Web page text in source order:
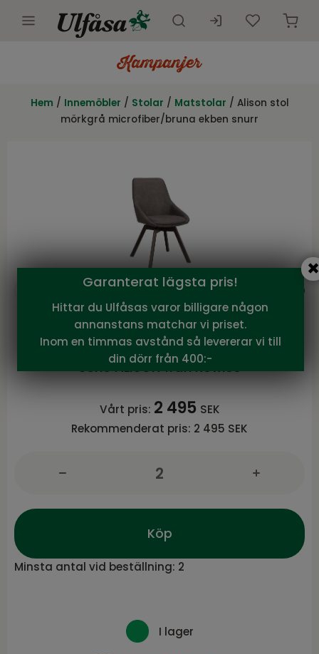
Innemöbler
Kampanjer
Hem / Innemöbler / Stolar / Matstolar / Alison stol
mörkgrå microfiber/bruna ekben snurr
Alison stol mörkgrå microfiber/bruna
ekben snurr
Serie ALISON från Rowico
Vårt pris: 2 495 SEK
Rekommenderat pris: 2 495 SEK
Köp
Minsta antal vid beställning: 2
I lager
Garanterat lägsta pris!
Hittar du Ulfåsas varor billigare någon
annanstans matchar vi priset.
Inom en timmas avstånd så levererar vi till
din dörr från 400:-